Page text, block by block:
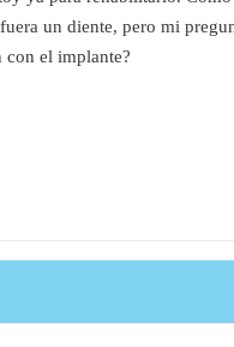
un diente, pero mi
con el implante?